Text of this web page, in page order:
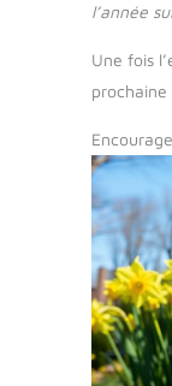
l’année
Une fois
prochaine